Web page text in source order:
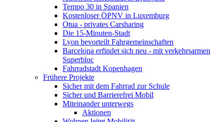
Tempo 30 in Spanien
Kostenloser ÖPNV in Luxemburg
Otua - privates Carsharing
Die 15-Minuten-Stadt
Lyon bevorteilt Fahrgemeinschaften
Barcelona erfindet sich neu - mit verkehrsarmen
Superbloc
Fahrradstadt Kopenhagen
Frühere Projekte
Sicher mit dem Fahrrad zur Schule
Sicher und Barrierefrei Mobil
Miteinander unterwegs
Aktionen